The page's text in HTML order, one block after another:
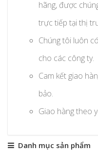
hãng, được
trực tiếp tại thị
Chúng tôi luôn
cho các công ty.
Cam kết giao
bảo.
Giao hàng theo
Danh mục sản phẩm